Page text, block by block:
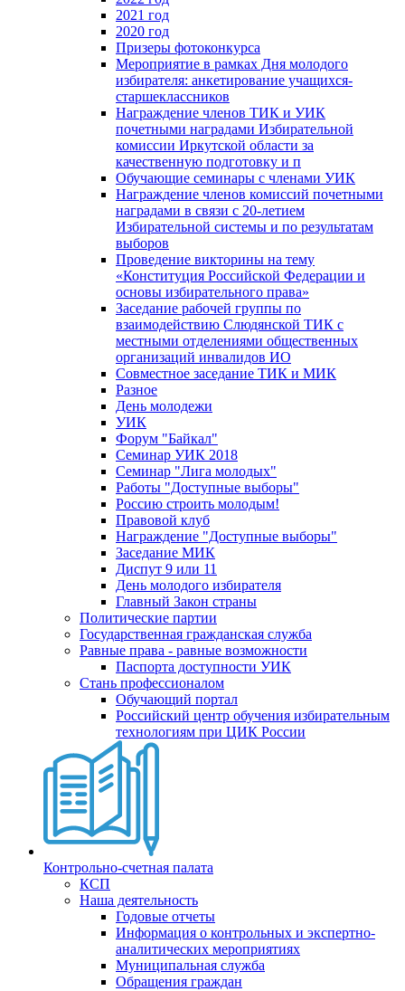
2021 год
2020 год
Призеры фотоконкурса
Мероприятие в рамках Дня молодого
избирателя: анкетирование учащихся-
старшеклассников
Награждение членов ТИК и УИК
почетными наградами Избирательной
комиссии Иркутской области за
качественную подготовку и п
Обучающие семинары с членами УИК
Награждение членов комиссий почетными
наградами в связи с 20-летием
Избирательной системы и по результатам
выборов
Проведение викторины на тему
«Конституция Российской Федерации и
основы избирательного права»
Заседание рабочей группы по
взаимодействию Слюдянской ТИК с
местными отделениями общественных
организаций инвалидов ИО
Совместное заседание ТИК и МИК
Разное
День молодежи
УИК
Форум "Байкал"
Семинар УИК 2018
Семинар "Лига молодых"
Работы "Доступные выборы"
Россию строить молодым!
Правовой клуб
Награждение "Доступные выборы"
Заседание МИК
Диспут 9 или 11
День молодого избирателя
Главный Закон страны
Политические партии
Государственная гражданская служба
Равные права - равные возможности
Паспорта доступности УИК
Стань профессионалом
Обучающий портал
Российский центр обучения избирательным
технологиям при ЦИК России
Контрольно-счетная палата
КСП
Наша деятельность
Годовые отчеты
Информация о контрольных и экспертно-
аналитических мероприятиях
Муниципальная служба
Обращения граждан